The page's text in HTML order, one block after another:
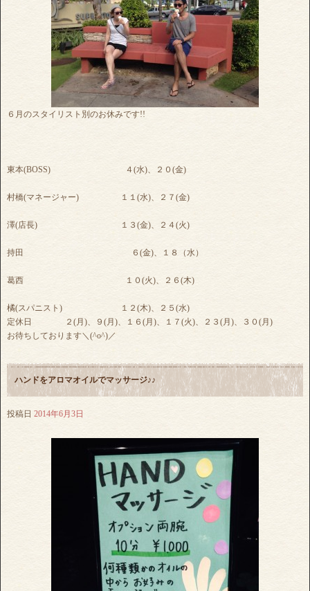
６月のスタイリスト別のお休みです!!
東本(BOSS) ４(水)、２０(金)
村橋(マネージャー) １１(水)、２７(金)
澤(店長) １３(金)、２４(火)
持田 ６(金)、１８（水）
葛西 １０(火)、２６(木)
橘(スパニスト) １２(木)、２５(水)
定休日 ２(月)、９(月)、１６(月)、１７(火)、２３(月)、３０(月)
お待ちしております＼(^o^)／
ハンドをアロマオイルでマッサージ♪♪
投稿日 2014年6月3日